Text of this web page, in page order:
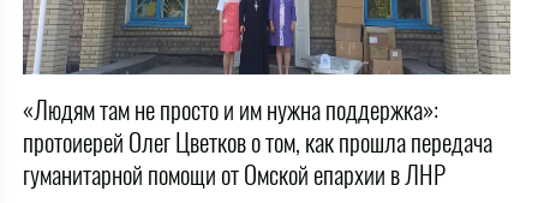
«Людям там не просто и им нужна поддержка»:
протоиерей Олег Цветков о том, как прошла передача
гуманитарной помощи от Омской епархии в ЛНР